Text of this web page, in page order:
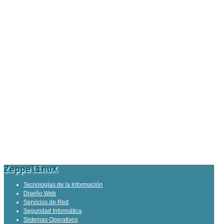
ZeppelinuX
Tecnologías de la Información
Diseño Web
Servicios de Red
Seguridad Informática
Sistemas Operativos